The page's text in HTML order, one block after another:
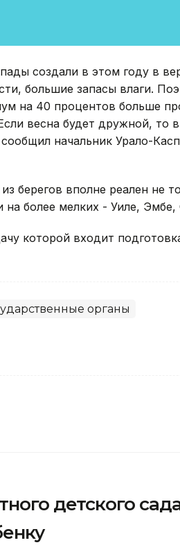
создали в этом году в
большие запасы влаги.
на 40 процентов больше
весна будет дружной, то
начальник Урало-
берегов вполне реален не
более мелких - Уиле, Эмбе,
которой входит
органы
детского